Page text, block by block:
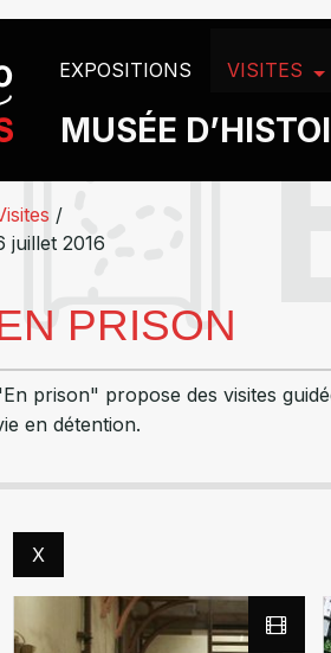
EXPOSITIONS VISITES
MUSÉE
/
juillet 2016
PRISON
prison" propose des visites
en détention.
X
des cookies